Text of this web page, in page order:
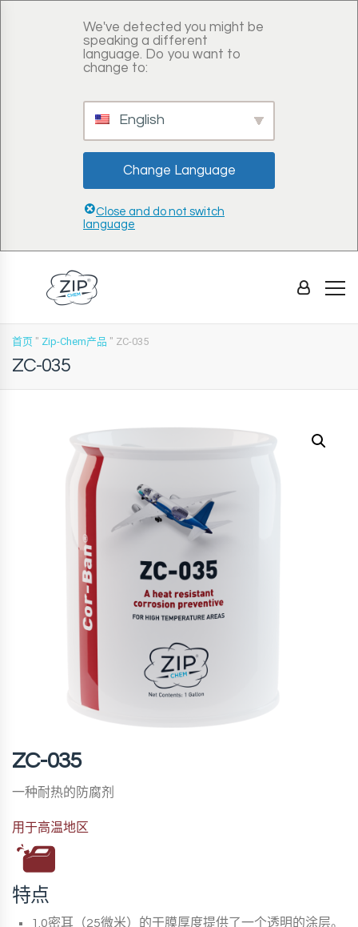
We've detected you might be
speaking a different
language. Do you want to
change to:
English
Change Language
Close and do not switch
language
首页 " Zip-Chem产品 " ZC-035
ZC-035
ZC-035
一种耐热的防腐剂
用于高温地区
特点
1.0密耳（25微米）的干膜厚度提供了一个透明的涂层。